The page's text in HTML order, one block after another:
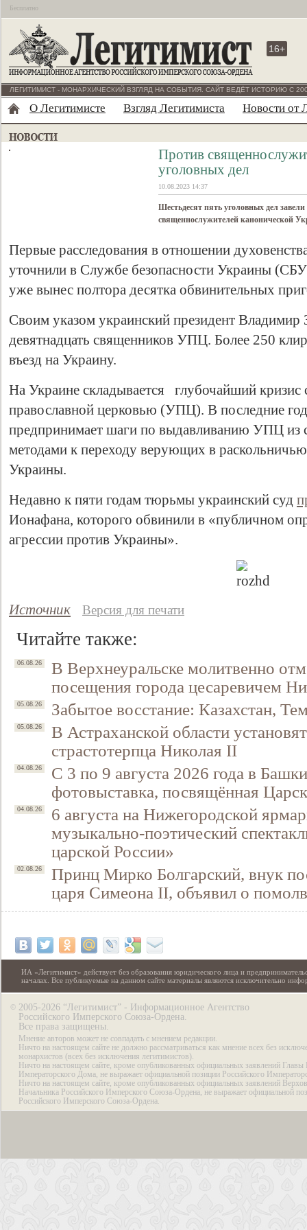
Бесплатно
16+
ЛЕГИТИМИСТ - МОНАРХИЧЕСКИЙ ВЗГЛЯД НА СОБЫТИЯ. САЙТ ВЕДЁТ ИСТОРИЮ С
О Легитимисте Взгляд Легитимиста Новости от
Против
уголовных дел
10.08.2023 14:37
Шестьдесят пять уголовных дел
священнослужителей канонической
Первые расследования в отношении
уточнили в Службе безопасности Украины
уже вынес полтора десятка обвинительных
Своим указом украинский президент Владимир
девятнадцать священников УПЦ. Более 250
въезд на Украину.
На Украине складывается глубочайший кризис
православной церковью (УПЦ). В последние
предпринимает шаги по выдавливанию УПЦ из
методами к переходу верующих в
Украины.
Недавно к пяти годам тюрьмы украинский суд
Ионафана, которого обвинили в «публичном
агрессии против Украины».
Источник Версия для печати
Читайте также:
06.08.26
В Верхнеуральске молитвенно
посещения города цесаревичем
05.08.26 Забытое восстание: Казахстан,
05.08.26
В Астраханской области
страстотерпца Николая II
04.08.26
С 3 по 9 августа 2026 года в
фотовыставка, посвящённая
04.08.26
6 августа на Нижегородской
музыкально-поэтический
царской России»
02.08.26
Принц Мирко Болгарский, внук
царя Симеона II, объявил о
Свидетельство
ИА «Легитимист» действует без образования юридического лица и
началах. Все публикуемые на данном сайте материалы являются исключительно
© 2005-2026 “Легитимист” - Информационное Агентство
Российского Имперского Союза-Ордена.
Все права защищены.
Мнение авторов может не совпадать с мнением редакции.
Ничто на настоящем сайте не должно рассматриваться как мнение всех без
монархистов (всех без исключения легитимистов).
Ничто на настоящем сайте, кроме опубликованных официальных заявлений Главы
Императорского Дома, не выражает официальной позиции Российского
Ничто на настоящем сайте, кроме опубликованных официальных заявлений
Начальника Российского Имперского Союза-Ордена, не выражает официальной
Российского Имперского Союза-Ордена.